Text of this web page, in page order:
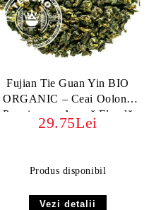
Fujian Tie Guan Yin BIO
ORGANIC – Ceai Oolong
Premium cu Aromă Florală
și Dulceață Echilibrată
29.75Lei
Produs disponibil
Vezi detalii